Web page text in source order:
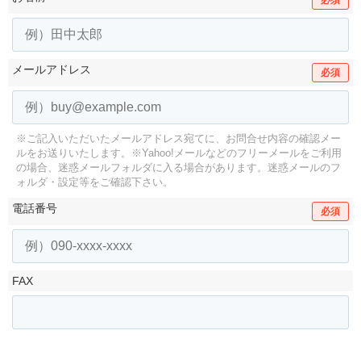
メールアドレス 必須
※ご記入いただいたメールアドレス宛てに、お問合せ内容の確認メー
ルをお送りいたします。
※Yahoo!メールなどのフリーメールをご利用
の場合、迷惑メールフォルダに入る場合があります。 迷惑メールのフ
ォルダ・設定等をご確認下さい。
電話番号 必須
FAX